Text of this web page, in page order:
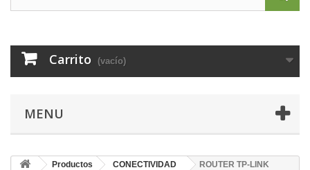
Carrito (vacío)
MENU
Productos CONECTIVIDAD
ROUTER TP-LINK